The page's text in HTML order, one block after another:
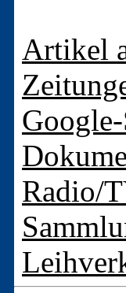
Artikel
Radio/